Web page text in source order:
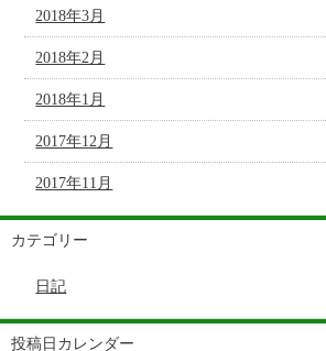
2018年3月
2018年2月
2018年1月
2017年12月
2017年11月
カテゴリー
日記
投稿日カレンダー